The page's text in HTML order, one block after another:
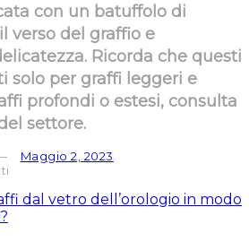
con un batuffolo di
verso del graffio e
Ricorda che questi
solo per graffi leggeri e
profondi o estesi, consulta
settore.
Maggio 2, 2023